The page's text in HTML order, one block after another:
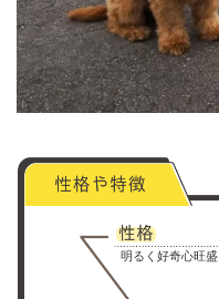
明るく好奇心旺盛